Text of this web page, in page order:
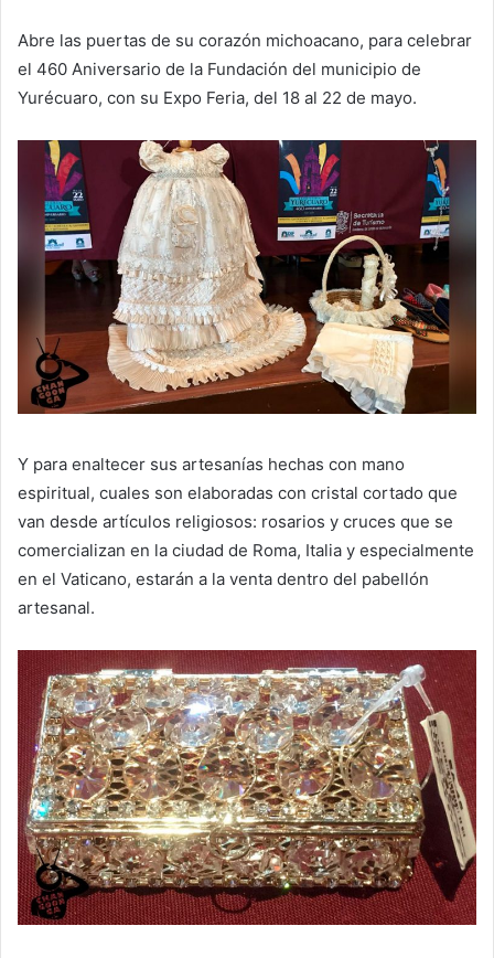
Abre las puertas de su corazón michoacano, para celebrar
el 460 Aniversario de la Fundación del municipio de
Yurécuaro, con su Expo Feria, del 18 al 22 de mayo.
Y para enaltecer sus artesanías hechas con mano
espiritual, cuales son elaboradas con cristal cortado que
van desde artículos religiosos: rosarios y cruces que se
comercializan en la ciudad de Roma, Italia y especialmente
en el Vaticano, estarán a la venta dentro del pabellón
artesanal.